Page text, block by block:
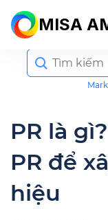
MISA
Search
for:
PR là
PR để
hiệu